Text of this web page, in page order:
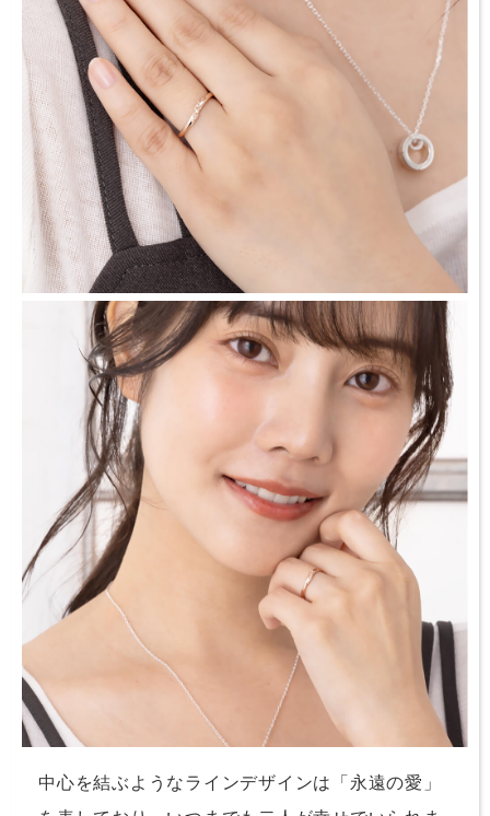
中心を結ぶようなラインデザインは「永遠の愛」